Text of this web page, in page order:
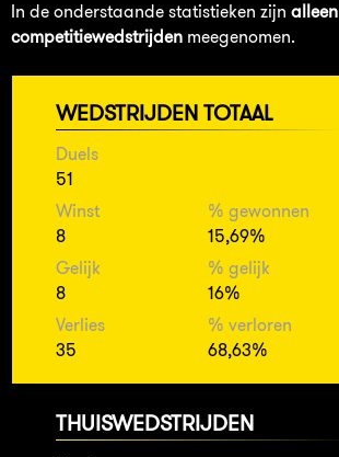
In de onderstaande statistieken zijn alleen
competitiewedstrijden meegenomen.
WEDSTRIJDEN TOTAAL
Duels
51
Winst
8
% gewonnen
15,69%
Gelijk
8
% gelijk
16%
Verlies
35
% verloren
68,63%
THUISWEDSTRIJDEN